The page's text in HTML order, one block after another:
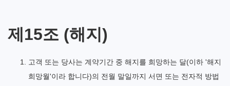
제15조 (해지)
고객 또는 당사는 계약기간 중 해지를 희망하는 달(이하 '해지
희망월'이라 합니다)의 전월 말일까지 서면 또는 전자적 방법